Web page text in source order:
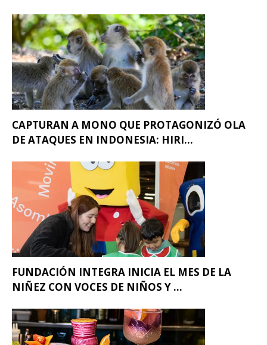
CAPTURAN A MONO QUE PROTAGONIZÓ OLA
DE ATAQUES EN INDONESIA: HIRI...
FUNDACIÓN INTEGRA INICIA EL MES DE LA
NIÑEZ CON VOCES DE NIÑOS Y ...